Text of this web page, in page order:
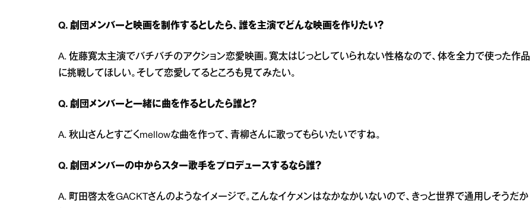
Q. 劇団メンバーと映画を制作するとしたら、誰を主演でどんな映画を作りたい？
A. 佐藤寛太主演でバチバチのアクション恋愛映画。寛太はじっとしていられない性格なので、体を全力で使った作品
に挑戦してほしい。そして恋愛してるところも見てみたい。
Q. 劇団メンバーと一緒に曲を作るとしたら誰と？
A. 秋山さんとすごくmellowな曲を作って、青柳さんに歌ってもらいたいですね。
Q. 劇団メンバーの中からスター歌手をプロデュースするなら誰？
A. 町田啓太をGACKTさんのようなイメージで。こんなイケメンはなかなかいないので、きっと世界で通用しそうだか